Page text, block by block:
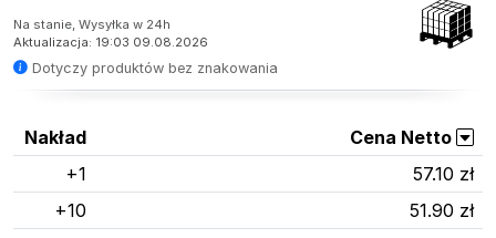
Na stanie, Wysyłka w 24h
Aktualizacja: 19:03 09.08.2026
Dotyczy produktów bez znakowania
Nakład
Cena Netto
+1
57.10 zł
+10
51.90 zł